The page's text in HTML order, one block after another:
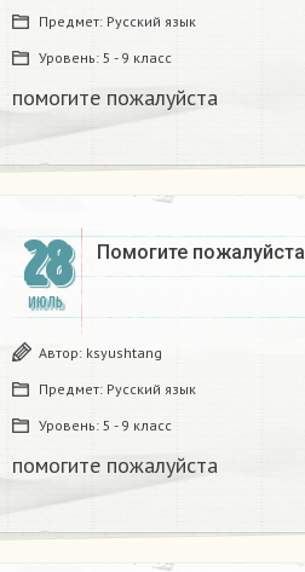
Предмет: Русский язык
Уровень: 5 - 9 класс
помогите пожалуйста ​
28
ИЮЛЬ
Помогите пожалуйста ​
Автор: ksyushtang
Предмет: Русский язык
Уровень: 5 - 9 класс
помогите пожалуйста ​